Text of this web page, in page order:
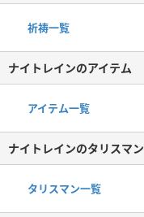
祈祷一覧
ナイトレインのアイテム
アイテム一覧
ナイトレインのタリスマン
タリスマン一覧